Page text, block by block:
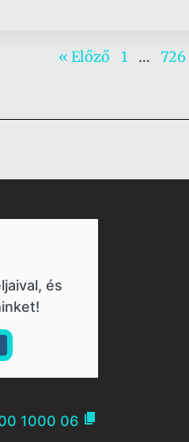
« Előző 1 … 726
és
1000 06 